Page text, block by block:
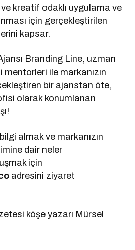
ve kreatif odaklı uygulama ve
için gerçekleştirilen
kapsar.
Branding Line, uzman
ile markanızın
bir ajanstan öte,
olarak konumlanan
almak ve markanızın
dair neler
için
adresini ziyaret
köşe yazarı Mürsel